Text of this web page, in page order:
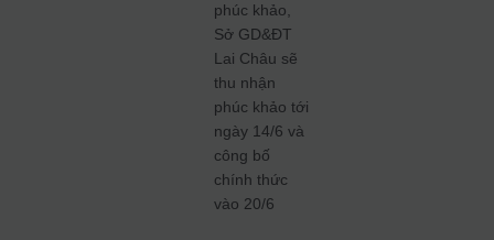
phúc khảo,
Sở GD&ĐT
Lai Châu sẽ
thu nhận
phúc khảo tới
ngày 14/6 và
công bố
chính thức
vào 20/6